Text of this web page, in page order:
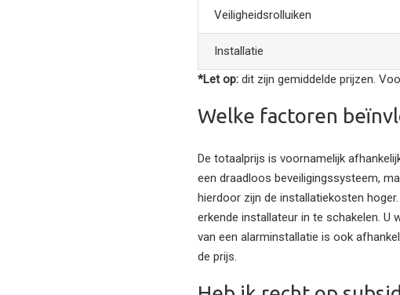
Veiligheidsrolluiken
Installatie
*Let op: dit zijn gemiddelde prijzen.
Welke factoren
De totaalprijs is voornamelijk
een draadloos beveiligingssysteem,
hierdoor zijn de installatiekosten
erkende installateur in te schakelen. U
van een alarminstallatie is ook
de prijs.